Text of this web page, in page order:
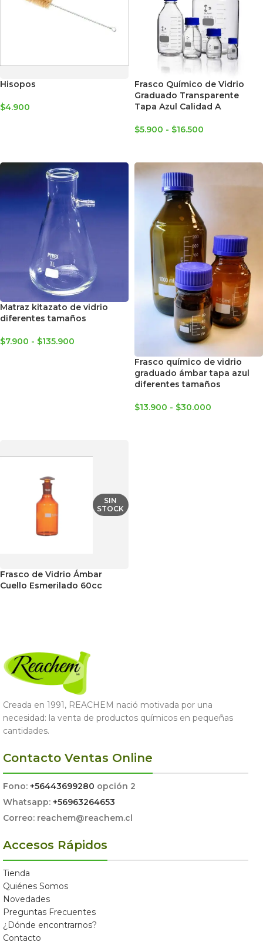
Hisopos
$4.900
Frasco Químico de Vidrio
Graduado Transparente
Tapa Azul Calidad A
$5.900 - $16.500
Matraz kitazato de vidrio
diferentes tamaños
$7.900 - $135.900
Frasco químico de vidrio
graduado ámbar tapa azul
diferentes tamaños
$13.900 - $30.000
SIN
STOCK
Frasco de Vidrio Ámbar
Cuello Esmerilado 60cc
Creada en 1991, REACHEM nació motivada por una
necesidad: la venta de productos químicos en pequeñas
cantidades.
Contacto Ventas Online
Fono: +56443699280 opción 2
Whatsapp: +56963264653
Correo: reachem@reachem.cl
Accesos Rápidos
Tienda
Quiénes Somos
Novedades
Preguntas Frecuentes
¿Dónde encontrarnos?
Contacto